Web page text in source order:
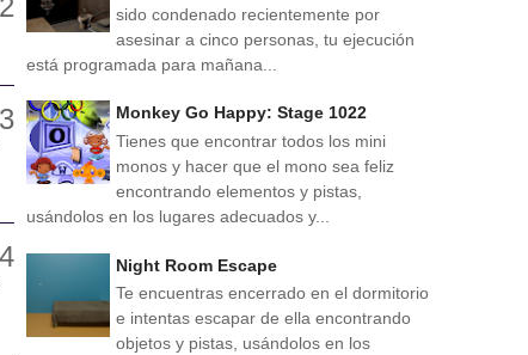
sido condenado recientemente por
asesinar a cinco personas, tu ejecución
está programada para mañana...
Monkey Go Happy: Stage 1022
Tienes que encontrar todos los mini
monos y hacer que el mono sea feliz
encontrando elementos y pistas,
usándolos en los lugares adecuados y...
Night Room Escape
Te encuentras encerrado en el dormitorio
e intentas escapar de ella encontrando
objetos y pistas, usándolos en los